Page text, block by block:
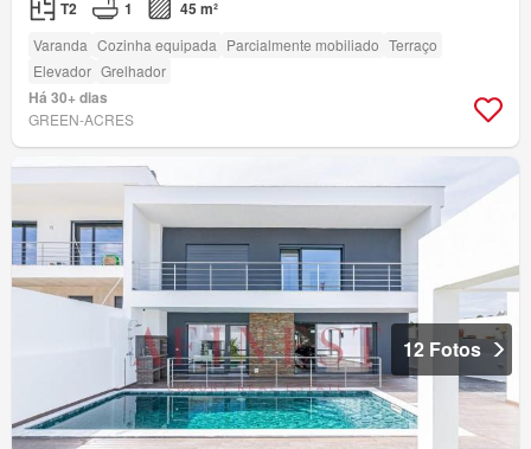
T2 1 45 m²
Varanda Cozinha equipada Parcialmente mobiliado Terraço
Elevador Grelhador
Há 30+ dias
GREEN-ACRES
12 Fotos